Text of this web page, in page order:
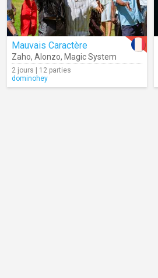
Mauvais Caractère
Zaho, Alonzo, Magic System
2 jours | 12 parties
dominohey